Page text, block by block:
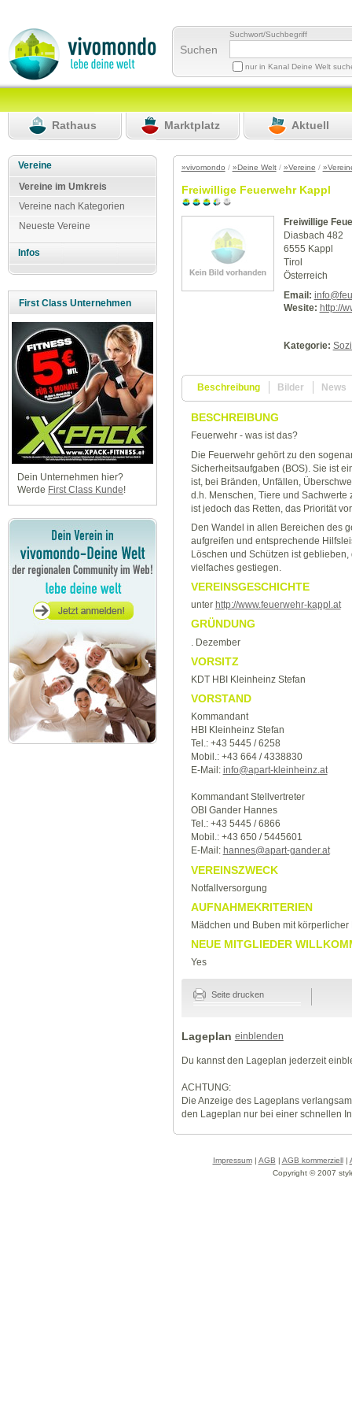
Suchen
Suchwort/Suchbegriff
nur in Kanal Deine Welt
Rathaus Marktplatz Aktuell
Vereine
Vereine im Umkreis
Vereine nach Kategorien
Neueste Vereine
Infos
First Class Unternehmen
Dein Unternehmen hier?
Werde First Class Kunde!
»vivomondo / »Deine Welt/ »Vereine /
Freiwillige Feuerwehr Kappl
Freiwillige
Diasbach 482
6555 Kappl
Tirol
Österreich
Email:
Wesite: http://
Kategorie:
Beschreibung Bilder News
BESCHREIBUNG
Feuerwehr - was ist das?
Die Feuerwehr gehört zu den
Sicherheitsaufgaben (BOS). Sie ist
ist, bei Bränden, Unfällen,
d.h. Menschen, Tiere und
ist jedoch das Retten, das Priorität
Den Wandel in allen Bereichen des
aufgreifen und entsprechende
Löschen und Schützen ist
vielfaches gestiegen.
VEREINSGESCHICHTE
unter http://www.feuerwehr-kappl.at
GRÜNDUNG
. Dezember
VORSITZ
KDT HBI Kleinheinz Stefan
VORSTAND
Kommandant
HBI Kleinheinz Stefan
Tel.: +43 5445 / 6258
Mobil.: +43 664 / 4338830
E-Mail: info@apart-kleinheinz.at
Kommandant Stellvertreter
OBI Gander Hannes
Tel.: +43 5445 / 6866
Mobil.: +43 650 / 5445601
E-Mail: hannes@apart-gander.at
VEREINSZWECK
Notfallversorgung
AUFNAHMEKRITERIEN
Mädchen und Buben mit
NEUE MITGLIEDER
Yes
Seite drucken
Lageplan einblenden
Du kannst den Lageplan jederzeit
ACHTUNG:
Die Anzeige des Lageplans
den Lageplan nur bei einer schnellen
Impressum| AGB | AGB kommerziell|
Copyright © 2007